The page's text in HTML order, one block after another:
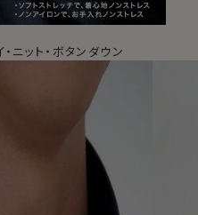
ニット・ボタンダウン